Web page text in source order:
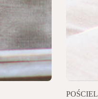
POŚCIEL